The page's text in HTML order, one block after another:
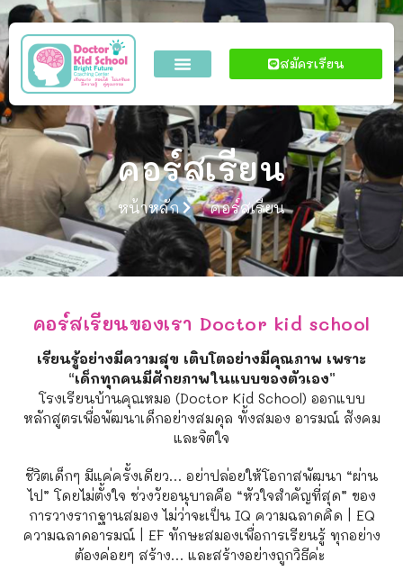
สมัครเรียน
คอร์สเรียน
หน้าหลัก คอร์สเรียน
คอร์สเรียนของเรา Doctor kid school
เรียนรู้อย่างมีความสุข เติบโตอย่างมีคุณภาพ เพราะ
“เด็กทุกคนมีศักยภาพในแบบของตัวเอง”
โรงเรียนบ้านคุณหมอ (Doctor Kid School) ออกแบบ
หลักสูตรเพื่อพัฒนาเด็กอย่างสมดุล ทั้งสมอง อารมณ์ สังคม
และจิตใจ
ชีวิตเด็กๆ มีแค่ครั้งเดียว… อย่าปล่อยให้โอกาสพัฒนา “ผ่าน
ไป” โดยไม่ตั้งใจ ช่วงวัยอนุบาลคือ “หัวใจสำคัญที่สุด” ของ
การวางรากฐานสมอง ไม่ว่าจะเป็น IQ ความฉลาดคิด | EQ
ความฉลาดอารมณ์ | EF ทักษะสมองเพื่อการเรียนรู้ ทุกอย่าง
ต้องค่อยๆ สร้าง… และสร้างอย่างถูกวิธีค่ะ